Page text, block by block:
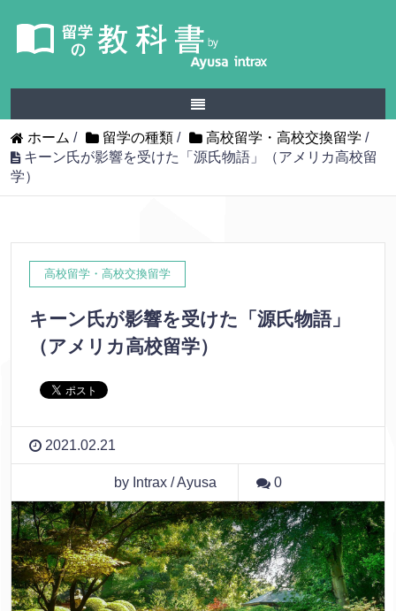
ホーム / 留学の種類 / 高校留学・高校交換留学 /
キーン氏が影響を受けた「源氏物語」（アメリカ高校留
学）
高校留学・高校交換留学
キーン氏が影響を受けた「源氏物語」
（アメリカ高校留学）
2021.02.21
by Intrax / Ayusa 0